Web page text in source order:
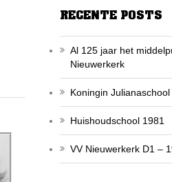
RECENTE POSTS
Al 125 jaar het
Nieuwerkerk
Koningin
Huishoudschool 1981
VV Nieuwerkerk D1 –